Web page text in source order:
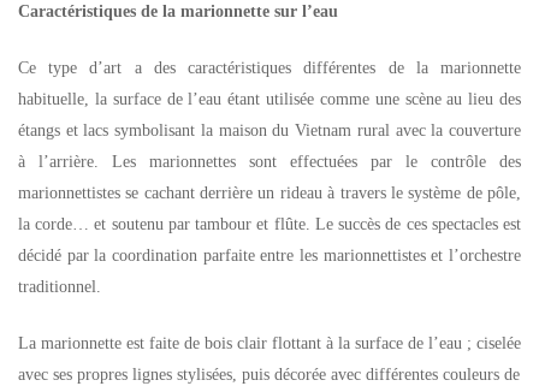
Caractéristiques de la marionnette sur l’eau
Ce type d’art a des caractéristiques différentes de la marionnette
habituelle, la surface de l’eau étant utilisée comme une scène au lieu des
étangs et lacs symbolisant la maison du Vietnam rural avec la couverture
à l’arrière. Les marionnettes sont effectuées par le contrôle des
marionnettistes se cachant derrière un rideau à travers le système de pôle,
la corde… et soutenu par tambour et flûte. Le succès de ces spectacles est
décidé par la coordination parfaite entre les marionnettistes et l’orchestre
traditionnel.
La marionnette est faite de bois clair flottant à la surface de l’eau ; ciselée
avec ses propres lignes stylisées, puis décorée avec différentes couleurs de